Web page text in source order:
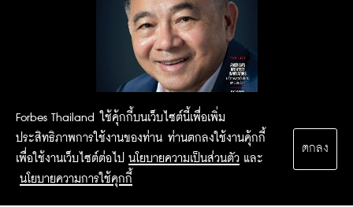
Forbes Thailand ใช้คุ้กกี้บนเว็บไซต์นี้เพื่อเพิ่ม
ประสิทธิภาพการใช้งานของท่าน ท่านตกลงใช้งานคุ้กกี้
เพื่อใช้งานเว็บไซต์ต่อไป นโยบายความเป็นส่วนตัว และ
นโยบายความการใช้คุกกี้
ตกลง
2015 Forbesthailand.com ALL RIGHTS RESERVED